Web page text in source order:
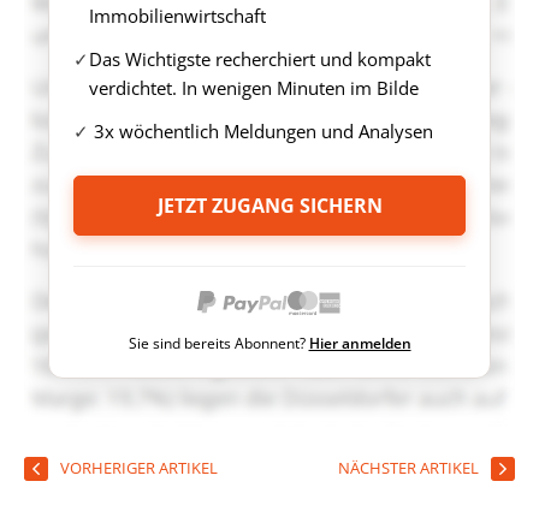
Immobilienwirtschaft
Das Wichtigste recherchiert und kompakt
verdichtet. In wenigen Minuten im Bilde
3x wöchentlich Meldungen und Analysen
JETZT ZUGANG SICHERN
Sie sind bereits Abonnent? Hier anmelden
VORHERIGER ARTIKEL NÄCHSTER ARTIKEL